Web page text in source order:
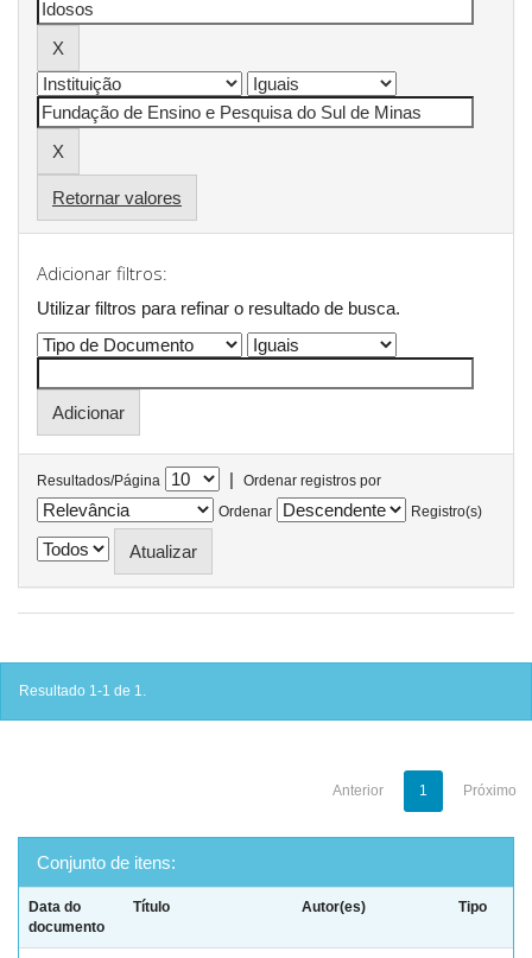
Retornar valores
Adicionar filtros:
Utilizar filtros para refinar o resultado de busca.
Resultados/Página |
Ordenar registros por
Ordenar
Registro(s)
Resultado 1-1 de 1.
Anterior 1 Próximo
Conjunto de itens:
Data do
documento
Título Autor(es) Tipo